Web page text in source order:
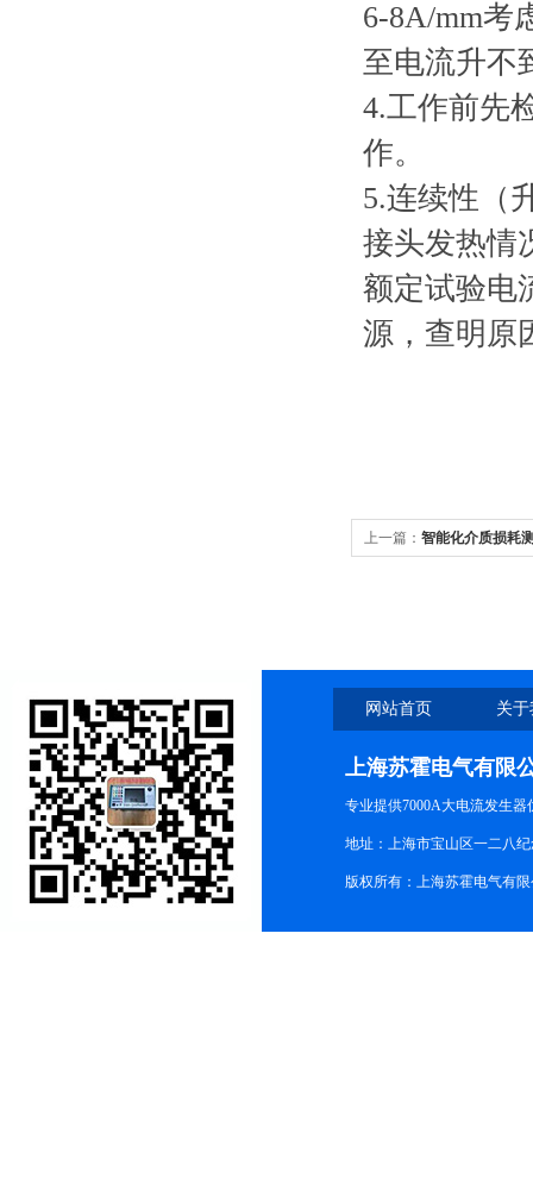
6-8A/mm考
至电流升不
4.工作前先
作。
5.连续性（
接头发热情
额定试验电
源，查明原
上一篇： 智能化介质损耗
网站首页 关
上海苏霍电气有限
专业提供7000A大电流发生
地址：上海市宝山区一二八纪
版权所有：上海苏霍电气有